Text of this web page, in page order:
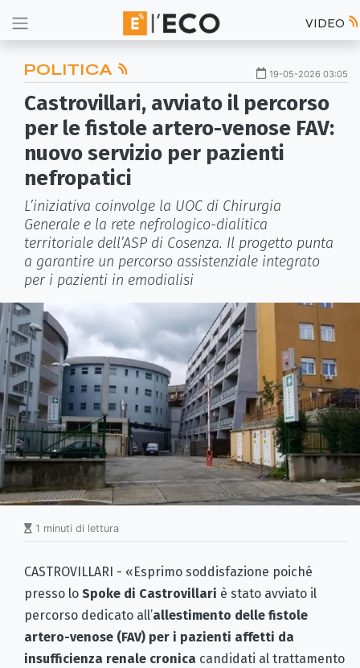
VIDEO
POLITICA 19-05-2026 03:05
Castrovillari, avviato il percorso
per le fistole artero-venose FAV:
nuovo servizio per pazienti
nefropatici
L’iniziativa coinvolge la UOC di Chirurgia
Generale e la rete nefrologico-dialitica
territoriale dell’ASP di Cosenza. Il progetto punta
a garantire un percorso assistenziale integrato
per i pazienti in emodialisi
1 minuti di lettura
CASTROVILLARI - «Esprimo soddisfazione poiché
presso lo Spoke di Castrovillari è stato avviato il
percorso dedicato all’allestimento delle fistole
artero-venose (FAV) per i pazienti affetti da
insufficienza renale cronica candidati al trattamento